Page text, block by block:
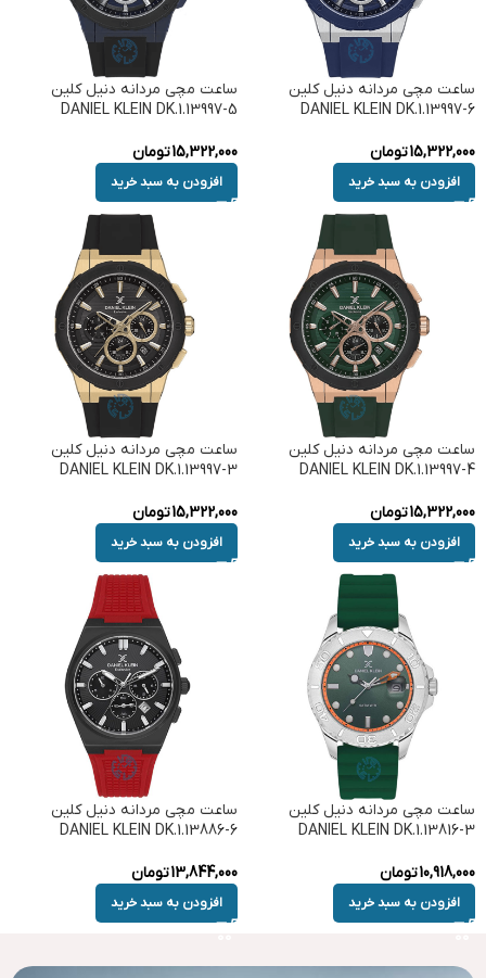
ساعت مچی مردانه دنیل کلین
DANIEL KLEIN DK.1.13997-6
15,322,000تومان
افزودن به سبد خرید
ساعت مچی مردانه دنیل کلین
DANIEL KLEIN DK.1.13997-5
15,322,000تومان
افزودن به سبد خرید
ساعت مچی مردانه دنیل کلین
DANIEL KLEIN DK.1.13997-4
15,322,000تومان
افزودن به سبد خرید
ساعت مچی مردانه دنیل کلین
DANIEL KLEIN DK.1.13997-3
15,322,000تومان
افزودن به سبد خرید
ساعت مچی مردانه دنیل کلین
DANIEL KLEIN DK.1.13816-3
10,918,000تومان
افزودن به سبد خرید
ساعت مچی مردانه دنیل کلین
DANIEL KLEIN DK.1.13886-6
13,844,000تومان
افزودن به سبد خرید